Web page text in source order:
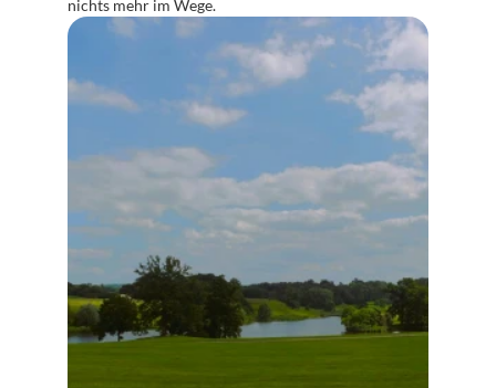
nichts mehr im Wege.